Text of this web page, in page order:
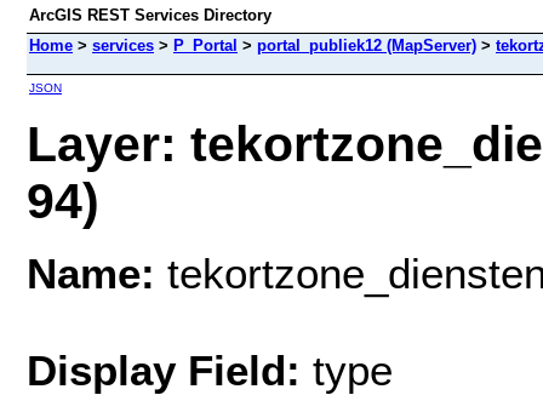
ArcGIS REST Services Directory
Home > services > P_Portal > portal_publiek12 (MapServer) >
JSON
Layer:
94)
Name:
Display Field: type